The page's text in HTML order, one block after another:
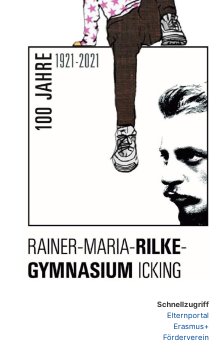
Schnellzugriff
Elternportal
Erasmus+
Förderverein